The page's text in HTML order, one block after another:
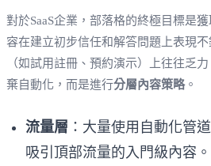
對於SaaS企業，部落格的終極目標是
容在建立初步信任和解答問題上表現
（如試用註冊、預約演示）上往往乏
棄自動化，而是進行分層內容策略。
流量層 ：大量使用自動化管
吸引頂部流量的入門級內容。